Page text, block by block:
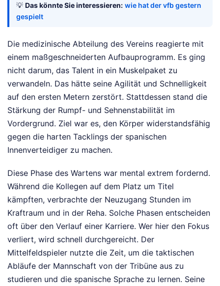
💡 Das könnte Sie interessieren: wie hat der vfb gestern
gespielt
Die medizinische Abteilung des Vereins reagierte mit
einem maßgeschneiderten Aufbauprogramm. Es ging
nicht darum, das Talent in ein Muskelpaket zu
verwandeln. Das hätte seine Agilität und Schnelligkeit
auf den ersten Metern zerstört. Stattdessen stand die
Stärkung der Rumpf- und Sehnenstabilität im
Vordergrund. Ziel war es, den Körper widerstandsfähig
gegen die harten Tacklings der spanischen
Innenverteidiger zu machen.
Diese Phase des Wartens war mental extrem fordernd.
Während die Kollegen auf dem Platz um Titel
kämpften, verbrachte der Neuzugang Stunden im
Kraftraum und in der Reha. Solche Phasen entscheiden
oft über den Verlauf einer Karriere. Wer hier den Fokus
verliert, wird schnell durchgereicht. Der
Mittelfeldspieler nutzte die Zeit, um die taktischen
Abläufe der Mannschaft von der Tribüne aus zu
studieren und die spanische Sprache zu lernen. Seine